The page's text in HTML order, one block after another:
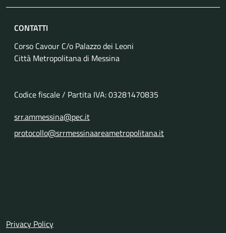
CONTATTI
Corso Cavour C/o Palazzo dei Leoni
Città Metropolitana di Messina
Codice fiscale / Partita IVA: 03281470835
srr.ammessina@pec.it
protocollo@srrmessinaareametropolitana.it
Link Utili
Privacy Policy